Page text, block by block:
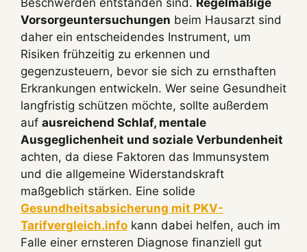
Beschwerden entstanden sind. Regelmäßige
Vorsorgeuntersuchungen beim Hausarzt sind
daher ein entscheidendes Instrument, um
Risiken frühzeitig zu erkennen und
gegenzusteuern, bevor sie sich zu ernsthaften
Erkrankungen entwickeln. Wer seine Gesundheit
langfristig schützen möchte, sollte außerdem
auf ausreichend Schlaf, mentale
Ausgeglichenheit und soziale Verbundenheit
achten, da diese Faktoren das Immunsystem
und die allgemeine Widerstandskraft
maßgeblich stärken. Eine solide
Gesundheitsabsicherung mit PKV-
Tarifvergleich.info kann dabei helfen, auch im
Falle einer ernsteren Diagnose finanziell gut